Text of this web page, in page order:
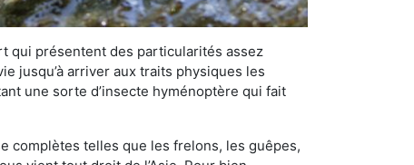
qui présentent des particularités assez
jusqu’à arriver aux traits physiques les
une sorte d’insecte hyménoptère qui fait
complètes telles que les frelons, les guêpes,